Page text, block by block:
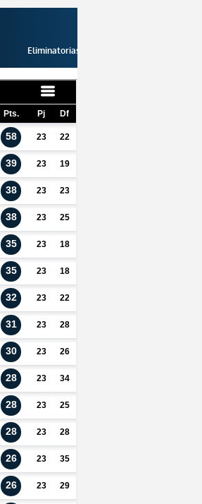
Eliminatorias 2026